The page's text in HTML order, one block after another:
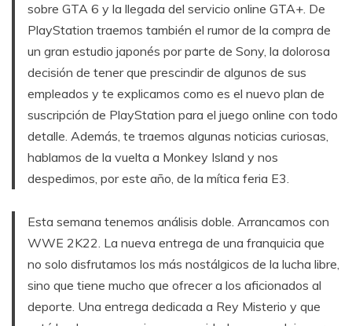
sobre GTA 6 y la llegada del servicio online GTA+. De
PlayStation traemos también el rumor de la compra de
un gran estudio japonés por parte de Sony, la dolorosa
decisión de tener que prescindir de algunos de sus
empleados y te explicamos como es el nuevo plan de
suscripción de PlayStation para el juego online con todo
detalle. Además, te traemos algunas noticias curiosas,
hablamos de la vuelta a Monkey Island y nos
despedimos, por este año, de la mítica feria E3.
Esta semana tenemos análisis doble. Arrancamos con
WWE 2K22. La nueva entrega de una franquicia que
no solo disfrutamos los más nostálgicos de la lucha libre,
sino que tiene mucho que ofrecer a los aficionados al
deporte. Una entrega dedicada a Rey Misterio y que